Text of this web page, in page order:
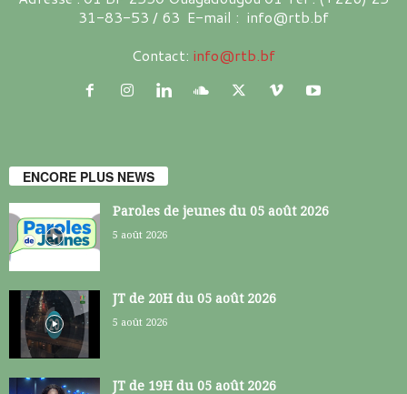
31-83-53 / 63 E-mail : info@rtb.bf
Contact: info@rtb.bf
ENCORE PLUS NEWS
Paroles de jeunes du 05 août 2026
5 août 2026
JT de 20H du 05 août 2026
5 août 2026
JT de 19H du 05 août 2026